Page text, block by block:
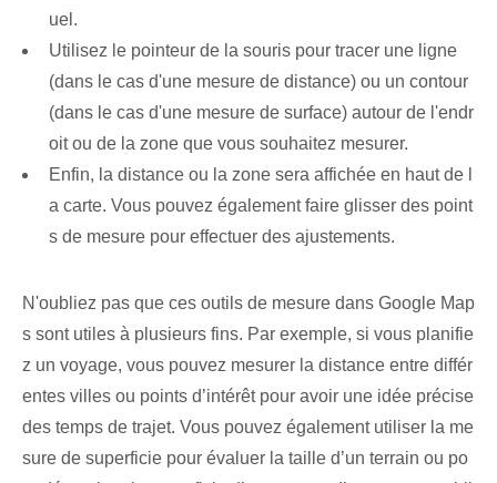
uel.
Utilisez le pointeur de la souris pour tracer une ligne
(dans le cas d'une mesure de distance) ou un contour
(dans le cas d'une mesure de surface) autour de l'endr
oit ou de la zone que vous souhaitez mesurer.
Enfin, la distance ou la zone sera affichée en haut de l
a carte. Vous pouvez également faire glisser des point
s de mesure pour effectuer des ajustements.
N'oubliez pas que ces outils de mesure dans Google Map
s sont utiles à plusieurs fins. Par exemple, si vous planifie
z un voyage, vous pouvez mesurer la distance entre différ
entes villes ou points d’intérêt pour avoir une idée précise
des temps de trajet. Vous pouvez également utiliser la me
sure de superficie pour évaluer la taille d’un terrain ou po